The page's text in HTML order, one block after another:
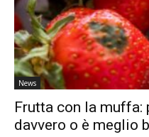
News
Frutta con la muffa:
davvero o è meglio